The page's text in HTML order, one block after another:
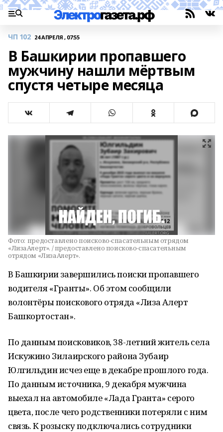
ЧП 102 24 АПРЕЛЯ , 07:55
В Башкирии пропавшего
мужчину нашли мёртвым
спустя четыре месяца
Фото: предоставлено поисково-спасательным отрядом
«ЛизаАлерт». / предоставлено поисково-спасательным
отрядом «ЛизаАлерт».
В Башкирии завершились поиски пропавшего
водителя «Гранты». Об этом сообщили
волонтёры поискового отряда «Лиза Алерт
Башкортостан».
По данным поисковиков, 38-летний житель села
Искужино Зилаирского района Зубаир
Юлгильдин исчез еще в декабре прошлого года.
По данным источника, 9 декабря мужчина
выехал на автомобиле «Лада Гранта» серого
цвета, после чего родственники потеряли с ним
связь. К розыску подключались сотрудники